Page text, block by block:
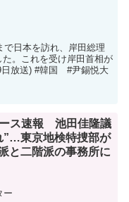
で日本を訪れ、岸田総理
。これを受け岸田首相が
日放送) #韓国 #尹錫悦大
ス速報 池田佳隆議
”…東京地検特捜部が
と二階派の事務所に
ー